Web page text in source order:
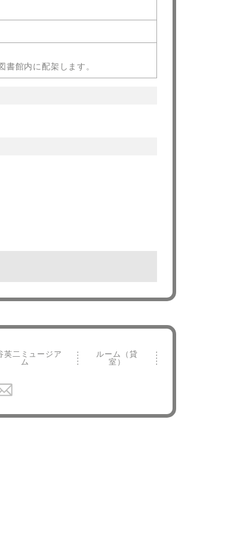
館内に配架します。
英二ミュージア
ム
ルーム（貸
室）